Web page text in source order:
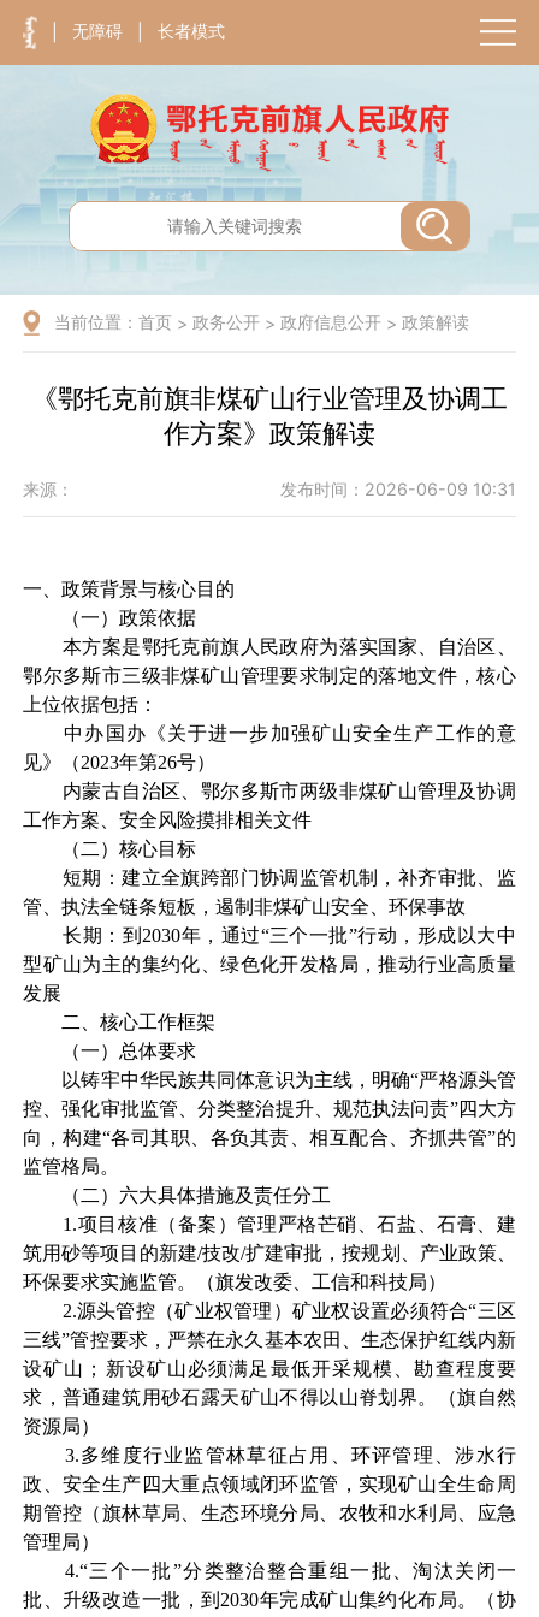
无障碍 长者模式
当前位置：首页 >政务公开 >政府信息公开 >政策解读
《鄂托克前旗非煤矿山行业管理及协调工
作方案》政策解读
来源： 发布时间：2026-06-09 10:31
一、政策背景与核心目的
（一）政策依据
本方案是鄂托克前旗人民政府为落实国家、自治区、
鄂尔多斯市三级非煤矿山管理要求制定的落地文件，核心
上位依据包括：
中办国办《关于进一步加强矿山安全生产工作的意
见》（2023年第26号）
内蒙古自治区、鄂尔多斯市两级非煤矿山管理及协调
工作方案、安全风险摸排相关文件
（ 二 ）核心目标
短期：建立全旗跨部门协调监管机制，补齐审批、监
管、执法全链条短板，遏制非煤矿山安全、环保事故
长期：到 2030年，通过“三个一批”行动，形成以大中
型矿山为主的集约化、绿色化开发格局，推动行业高质量
发展
二、核心工作框架
（一） 总体要求
以铸牢中华民族共同体意识为主线，明确“严格源头管
控、强化审批监管、分类整治提升、规范执法问责”四大方
向，构建“各司其职、各负其责、相互配合、齐抓共管”的
监管格局。
（二） 六大具体措施及责任分工
1 .项目核准（备案）管理严格芒硝、石盐、石膏、建
筑用砂等项目的新建/技改/扩建审批，按规划、产业政策、
环保要求实施监管。（旗发改委、工信和科技局）
2.源头管控（矿业权管理）矿业权设置必须符合“三区
三线”管控要求，严禁在永久基本农田、生态保护红线内新
设矿山；新设矿山必须满足最低开采规模、勘查程度要
求，普通建筑用砂石露天矿山不得以山脊划界。（旗自然
资源局）
3.多维度行业监管林草征占用、环评管理、涉水行
政、安全生产四大重点领域闭环监管，实现矿山全生命周
期管控 （旗林草局、生态环境分局、农牧和水利局、应急
管理局）
4.“三个一批”分类整治整合重组一批、淘汰关闭一
批、升级改造一批，到 2030年完成矿山集约化布局。（协